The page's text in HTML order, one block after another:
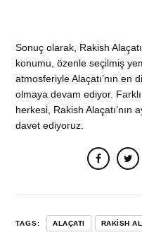
Sonuç olarak, Rakish
konumu, özenle seçilmiş
atmosferiyle Alaçatı’nın en
olmaya devam ediyor.
herkesi, Rakish Alaçatı’nın
davet ediyoruz.
TAGS: ALAÇATI RAKISH